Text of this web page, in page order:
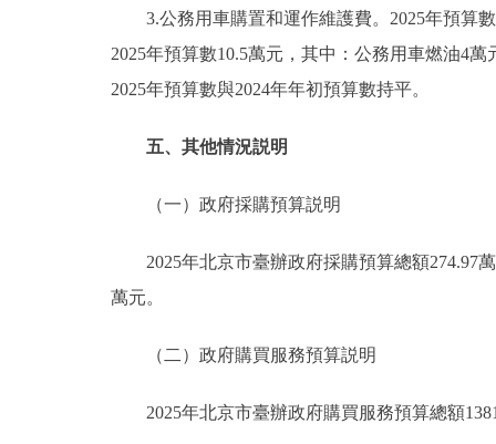
3.公務用車購置和運作維護費。2025年預算數
2025年預算數10.5萬元，其中：公務用車燃油4
2025年預算數與2024年年初預算數持平。
五、其他情況説明
（一）政府採購預算説明
2025年北京市臺辦政府採購預算總額274.97萬
萬元。
（二）政府購買服務預算説明
2025年北京市臺辦政府購買服務預算總額